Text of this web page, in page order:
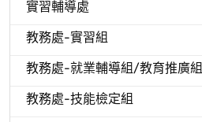
實習輔導處
教務處-實習組
教務處-就業輔導組/教育推廣組
教務處-技能檢定組